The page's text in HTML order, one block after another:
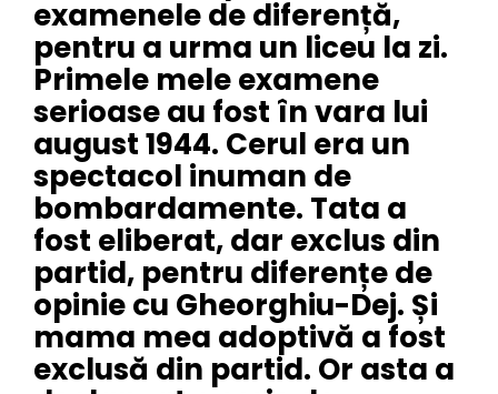
examenele de diferență,
pentru a urma un liceu la zi.
Primele mele examene
serioase au fost în vara lui
august 1944. Cerul era un
spectacol inuman de
bombardamente. Tata a
fost eliberat, dar exclus din
partid, pentru diferențe de
opinie cu Gheorghiu-Dej. Și
mama mea adoptivă a fost
exclusă din partid. Or asta a